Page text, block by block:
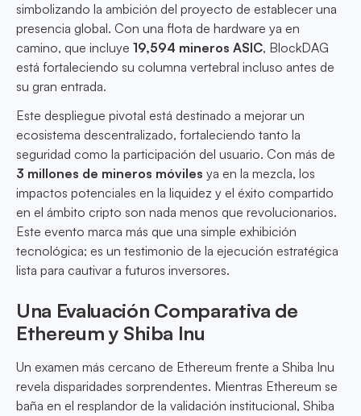
simbolizando la ambición del proyecto de establecer una
presencia global. Con una flota de hardware ya en
camino, que incluye 19,594 mineros ASIC, BlockDAG
está fortaleciendo su columna vertebral incluso antes de
su gran entrada.
Este despliegue pivotal está destinado a mejorar un
ecosistema descentralizado, fortaleciendo tanto la
seguridad como la participación del usuario. Con más de
3 millones de mineros móviles ya en la mezcla, los
impactos potenciales en la liquidez y el éxito compartido
en el ámbito cripto son nada menos que revolucionarios.
Este evento marca más que una simple exhibición
tecnológica; es un testimonio de la ejecución estratégica
lista para cautivar a futuros inversores.
Una Evaluación Comparativa de
Ethereum y Shiba Inu
Un examen más cercano de Ethereum frente a Shiba Inu
revela disparidades sorprendentes. Mientras Ethereum se
baña en el resplandor de la validación institucional, Shiba